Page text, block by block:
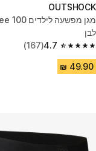
OUTSHOCK
לבן
4.7
4.7 out of 5 stars from 167 reviews
(167)